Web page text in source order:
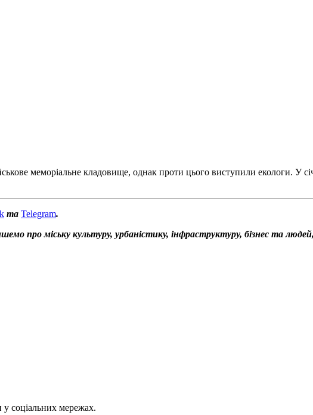
меморіальне кладовище, однак проти цього виступили екологи. У
та Telegram.
про міську культуру, урбаністику, інфраструктуру, бізнес та
у соціальних мережах.